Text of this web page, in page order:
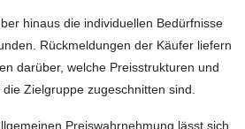
hinaus die individuellen Bedürfnisse
Rückmeldungen der Käufer liefern
darüber, welche Preisstrukturen und
Zielgruppe zugeschnitten sind.
Preiswahrnehmung lässt sich